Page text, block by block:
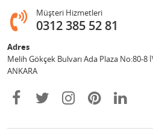
Müşteri Hizmetleri
0312 385 52 81
Adres
Melih Gökçek Bulvarı Ada Plaza No:80-8
ANKARA